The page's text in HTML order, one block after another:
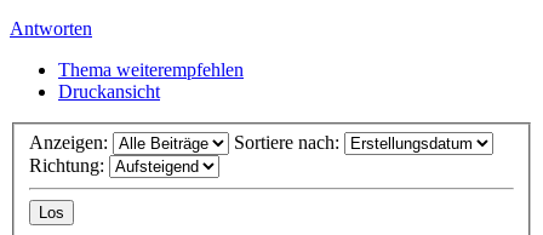
Antworten
Thema weiterempfehlen
Druckansicht
Anzeigen:
Sortiere nach:
Richtung: